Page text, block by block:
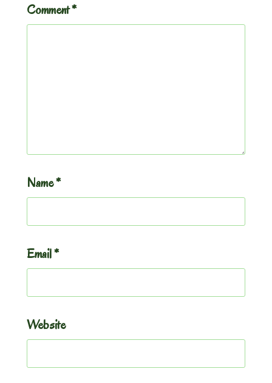
Comment*
Name*
Email*
Website